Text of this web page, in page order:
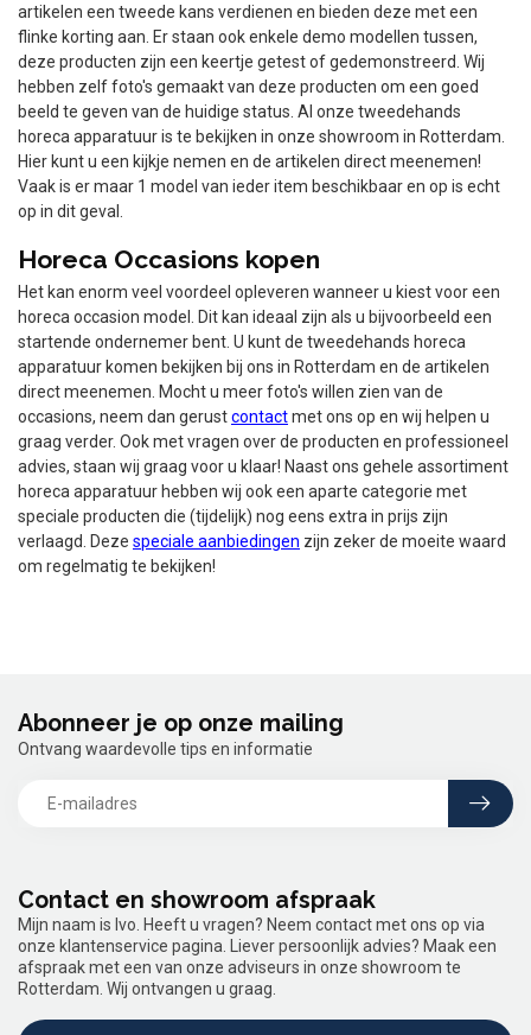
artikelen een tweede kans verdienen en bieden deze met een
flinke korting aan. Er staan ook enkele demo modellen tussen,
deze producten zijn een keertje getest of gedemonstreerd. Wij
hebben zelf foto's gemaakt van deze producten om een goed
beeld te geven van de huidige status. Al onze tweedehands
horeca apparatuur is te bekijken in onze showroom in Rotterdam.
Hier kunt u een kijkje nemen en de artikelen direct meenemen!
Vaak is er maar 1 model van ieder item beschikbaar en op is echt
op in dit geval.
Horeca Occasions kopen
Het kan enorm veel voordeel opleveren wanneer u kiest voor een
horeca occasion model. Dit kan ideaal zijn als u bijvoorbeeld een
startende ondernemer bent. U kunt de tweedehands horeca
apparatuur komen bekijken bij ons in Rotterdam en de artikelen
direct meenemen. Mocht u meer foto's willen zien van de
occasions, neem dan gerustcontactmet ons op en wij helpen u
graag verder. Ook met vragen over de producten en professioneel
advies, staan wij graag voor u klaar! Naast ons gehele assortiment
horeca apparatuur hebben wij ook een aparte categorie met
speciale producten die (tijdelijk) nog eens extra in prijs zijn
verlaagd. Deze speciale aanbiedingen zijn zeker de moeite waard
om regelmatig te bekijken!
Contact en showroom afspraak
Mijn naam is Ivo. Heeft u vragen? Neem contact met ons op via
onze klantenservice pagina. Liever persoonlijk advies? Maak een
afspraak met een van onze adviseurs in onze showroom te
Rotterdam. Wij ontvangen u graag.
Abonneer je op onze mailing
Ontvang waardevolle tips en informatie